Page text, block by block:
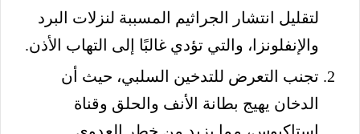
لتقليل انتشار الجراثيم المسببة لنزلات البرد
والإنفلونزا، والتي تؤدي غالبًا إلى التهاب الأذن.
تجنب التعرض للتدخين السلبي، حيث أن
الدخان يهيج بطانة الأنف والحلق وقناة